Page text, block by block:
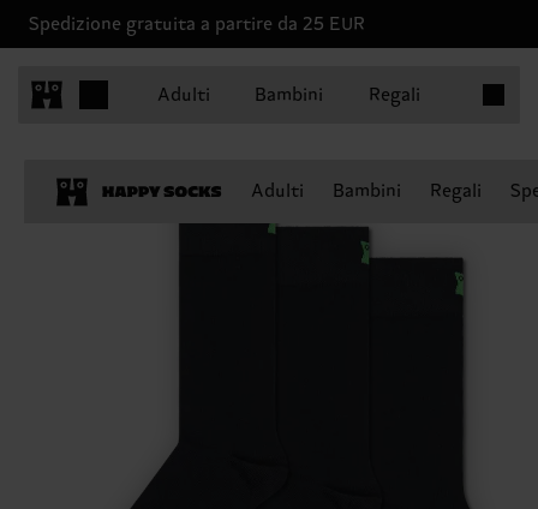
Spedizione gratuita a partire da 25 EUR
Adulti Bambini Regali
Adulti Bambini Regali